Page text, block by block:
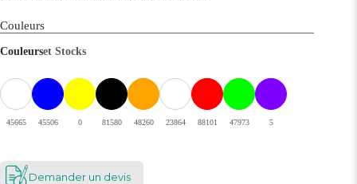
Couleurs
Couleurset Stocks
45665 45506 0 81580 48260 23864 88101 47973 5
Demander un devis